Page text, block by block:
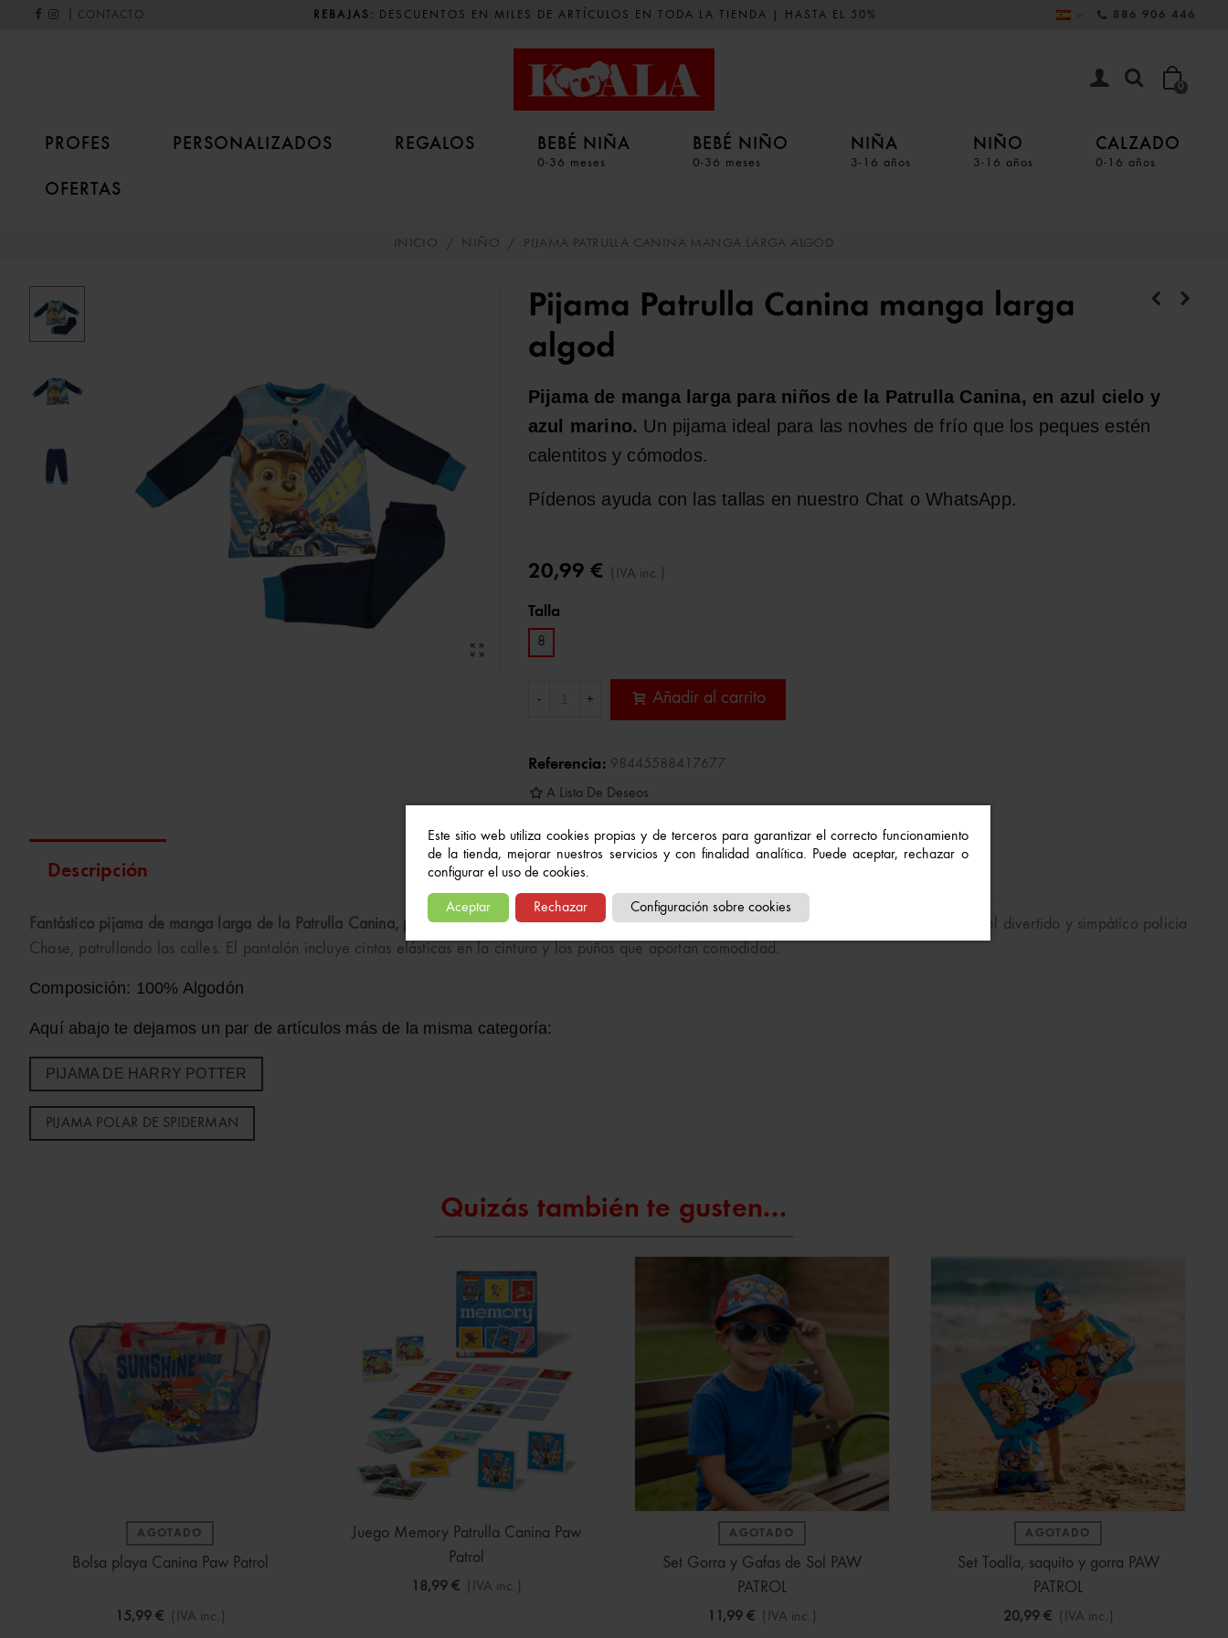
Este sitio web utiliza cookies propias y de terceros para garantizar el correcto funcionamiento
de la tienda, mejorar nuestros servicios y con finalidad analítica. Puede aceptar, rechazar o
configurar el uso de cookies.
Aceptar Rechazar Configuración sobre cookies
CONTACTO REBAJAS: DESCUENTOS EN MILES DE ARTÍCULOS EN TODA LA TIENDA | HASTA EL 50% 886 906 446
0
PROFES PERSONALIZADOS REGALOS BEBÉ NIÑA
0-36 meses
BEBÉ NIÑO
0-36 meses
NIÑA
3-16 años
NIÑO
3-16 años
CALZADO
0-16 años
OFERTAS
INICIO / NIÑO / PIJAMA PATRULLA CANINA MANGA LARGA ALGOD
Pijama Patrulla Canina manga larga
algod
Pijama de manga larga para niños de la Patrulla Canina, en azul cielo y
azul marino. Un pijama ideal para las novhes de frío que los peques estén
calentitos y cómodos.
Pídenos ayuda con las tallas en nuestro Chat o WhatsApp.
20,99 € (IVA inc.)
Talla
8
- + Añadir al carrito
Referencia: 98445588417677
A Lista De Deseos
Descripción
Fantástico pijama de manga larga de la Patrulla Canina, perfecto para los rescates nocturnos. Tiene un estampado en la parte frontal del pijama del divertido y simpático policía
Chase, patrullando las calles. El pantalón incluye cintas elásticas en la cintura y los puños que aportan comodidad.
Composición: 100% Algodón
Aquí abajo te dejamos un par de artículos más de la misma categoría:
PIJAMA DE HARRY POTTER
PIJAMA POLAR DE SPIDERMAN
Quizás también te gusten...
AGOTADO
Bolsa playa Canina Paw Patrol
15,99 € (IVA inc.)
Juego Memory Patrulla Canina Paw
Patrol
18,99 € (IVA inc.)
AGOTADO
Set Gorra y Gafas de Sol PAW
PATROL
11,99 € (IVA inc.)
AGOTADO
Set Toalla, saquito y gorra PAW
PATROL
20,99 € (IVA inc.)